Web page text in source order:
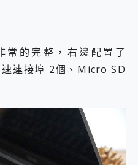
常的完整，右邊配置了
連接埠 2個、Micro SD